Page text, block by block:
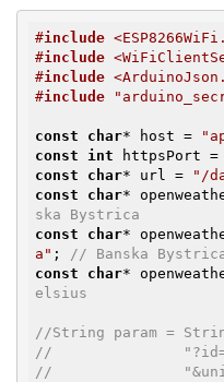
#include
#include
#include
#include
const char* host =
const
int httpsPort =
const
char* url = "/
const
char*
ska Bystrica
const
char*
a" ; // Banska
const
char*
elsius
//String param =
//               "?id=" +
//